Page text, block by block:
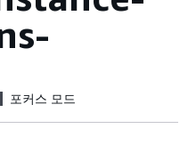
포커스 모드